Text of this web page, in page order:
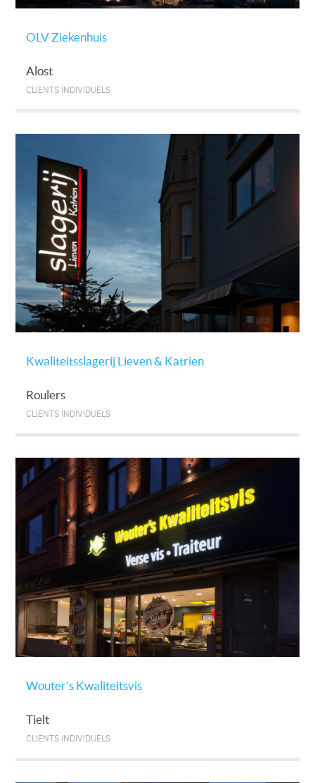
OLV Ziekenhuis
Alost
CLIENTS INDIVIDUELS
Kwaliteitsslagerij Lieven & Katrien
Roulers
CLIENTS INDIVIDUELS
Wouter's Kwaliteitsvis
Tielt
CLIENTS INDIVIDUELS